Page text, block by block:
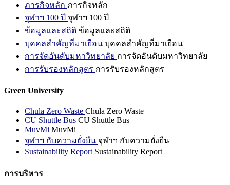
ภารกิจหลัก ภารกิจหลัก
จุฬาฯ 100 ปี จุฬาฯ 100 ปี
ข้อมูลและสถิติ ข้อมูลและสถิติ
บุคคลสำคัญที่มาเยือน บุคคลสำคัญที่มาเยือน
การจัดอันดับมหาวิทยาลัย การจัดอันดับมหาวิทยาลัย
การรับรองหลักสูตร การรับรองหลักสูตร
Green University
Chula Zero Waste Chula Zero Waste
CU Shuttle Bus CU Shuttle Bus
MuvMi MuvMi
จุฬาฯ กับความยั่งยืน จุฬาฯ กับความยั่งยืน
Sustainability Report Sustainability Report
การบริหาร